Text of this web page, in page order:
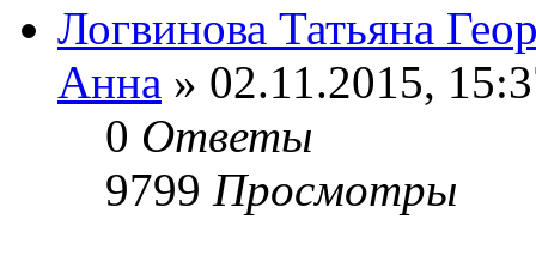
Логвинова Татьяна
Анна » 02.11.2015,
0 Ответы
9799 Просмотры